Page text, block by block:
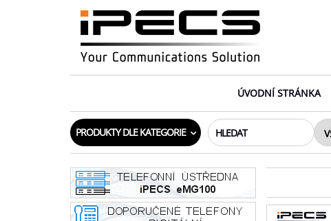
ÚVODNÍ STRÁNKA
PRODUKTY DLE KATEGORIE HLEDAT